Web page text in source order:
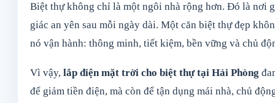
Biệt thự không chỉ là một ngôi nhà rộng hơn. Đó là nơi
giác an yên sau mỗi ngày dài. Một căn biệt thự đẹp
nó vận hành: thông minh, tiết kiệm, bền vững và chủ
Vì vậy, lắp điện mặt trời cho biệt thự tại Hải Phòng
để giảm tiền điện, mà còn để tận dụng mái nhà, chủ